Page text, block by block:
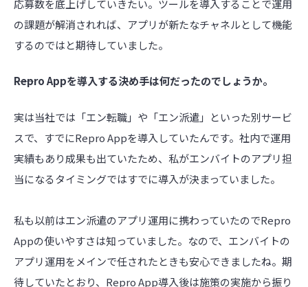
応募数を底上げしていきたい。ツールを導入することで運用
の課題が解消されれば、アプリが新たなチャネルとして機能
するのではと期待していました。
――Repro Appを導入する決め手は何だったのでしょうか。
実は当社では「エン転職」や「エン派遣」といった別サービ
スで、すでにRepro Appを導入していたんです。社内で運用
実績もあり成果も出ていたため、私がエンバイトのアプリ担
当になるタイミングではすでに導入が決まっていました。
私も以前はエン派遣のアプリ運用に携わっていたのでRepro
Appの使いやすさは知っていました。なので、エンバイトの
アプリ運用をメインで任されたときも安心できましたね。期
待していたとおり、Repro App導入後は施策の実施から振り